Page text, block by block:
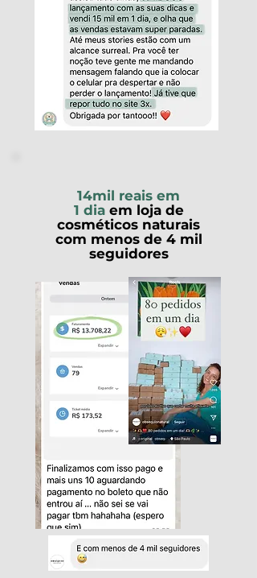
14mil reais em
1 dia em loja de
cosméticos naturais
com menos de 4 mil
seguidores